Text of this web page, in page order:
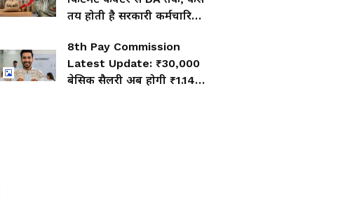
तय होती है सरकारी कर्मचारियों
8th Pay Commission
Latest Update: ₹30,000
बेसिक सैलरी अब होगी ₹1.14